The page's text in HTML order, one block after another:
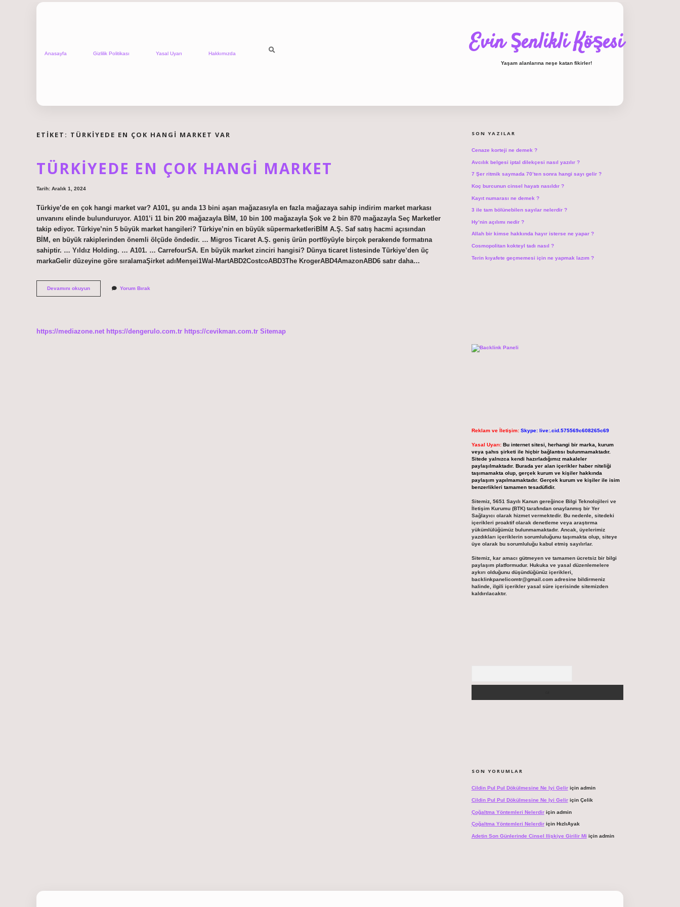
Anasayfa Gizlilik Politikası Yasal Uyarı Hakkımızda Evin Şenlikli Köşesi
Yaşam alanlarına neşe katan fikirler!
ETIKET: TÜRKIYEDE EN ÇOK HANGI MARKET VAR
TÜRKIYEDE EN ÇOK HANGI MARKET
Tarih: Aralık 1, 2024
Türkiye’de en çok hangi market var? A101, şu anda 13 bini aşan mağazasıyla en fazla mağazaya sahip indirim market markası
unvanını elinde bulunduruyor. A101’i 11 bin 200 mağazayla BİM, 10 bin 100 mağazayla Şok ve 2 bin 870 mağazayla Seç Marketler
takip ediyor. Türkiye’nin 5 büyük market hangileri? Türkiye’nin en büyük süpermarketleriBİM A.Ş. Saf satış hacmi açısından
BİM, en büyük rakiplerinden önemli ölçüde öndedir. … Migros Ticaret A.Ş. geniş ürün portföyüyle birçok perakende formatına
sahiptir. … Yıldız Holding. … A101. … CarrefourSA. En büyük market zinciri hangisi? Dünya ticaret listesinde Türkiye’den üç
markaGelir düzeyine göre sıralamaŞirket adıMenşei1Wal-MartABD2CostcoABD3The KrogerABD4AmazonABD6 satır daha…
Devamını okuyunTürkiyede
En
Yorum Bırak
https://mediazone.net https://dengerulo.com.tr https://cevikman.com.tr Sitemap
SON YAZILAR
Cenaze korteji ne demek ?
Avcılık belgesi iptal dilekçesi nasıl yazılır ?
7 Şer ritmik saymada 70’ten sonra hangi sayı gelir ?
Koç burcunun cinsel hayatı nasıldır ?
Kayıt numarası ne demek ?
3 ile tam bölünebilen sayılar nelerdir ?
Hy’nin açılımı nedir ?
Allah bir kimse hakkında hayır isterse ne yapar ?
Cosmopolitan kokteyl tadı nasıl ?
Terin kıyafete geçmemesi için ne yapmak lazım ?
Reklam ve İletişim: Skype: live:.cid.575569c608265c69
Yasal Uyarı: Bu internet sitesi, herhangi bir marka, kurum
veya şahıs şirketi ile hiçbir bağlantısı bulunmamaktadır.
Sitede yalnızca kendi hazırladığımız makaleler
paylaşılmaktadır. Burada yer alan içerikler haber niteliği
taşımamakta olup, gerçek kurum ve kişiler hakkında
paylaşım yapılmamaktadır. Gerçek kurum ve kişiler ile isim
benzerlikleri tamamen tesadüfidir.
Sitemiz, 5651 Sayılı Kanun gereğince Bilgi Teknolojileri ve
İletişim Kurumu (BTK) tarafından onaylanmış bir Yer
Sağlayıcı olarak hizmet vermektedir. Bu nedenle, sitedeki
içerikleri proaktif olarak denetleme veya araştırma
yükümlülüğümüz bulunmamaktadır. Ancak, üyelerimiz
yazdıkları içeriklerin sorumluluğunu taşımakta olup, siteye
üye olarak bu sorumluluğu kabul etmiş sayılırlar.
Sitemiz, kar amacı gütmeyen ve tamamen ücretsiz bir bilgi
paylaşım platformudur. Hukuka ve yasal düzenlemelere
aykırı olduğunu düşündüğünüz içerikleri,
backlinkpanelicomtr@gmail.comadresine bildirmeniz
halinde, ilgili içerikler yasal süre içerisinde sitemizden
kaldırılacaktır.
SON YORUMLAR
Cildin Pul Pul Dökülmesine Ne Iyi Geliriçin admin
Cildin Pul Pul Dökülmesine Ne Iyi Geliriçin Çelik
Çoğaltma Yöntemleri Nelerdiriçin admin
Çoğaltma Yöntemleri Nelerdiriçin HızlıAyak
Adetin Son Günlerinde Cinsel Ilişkiye Girilir Mi için admin